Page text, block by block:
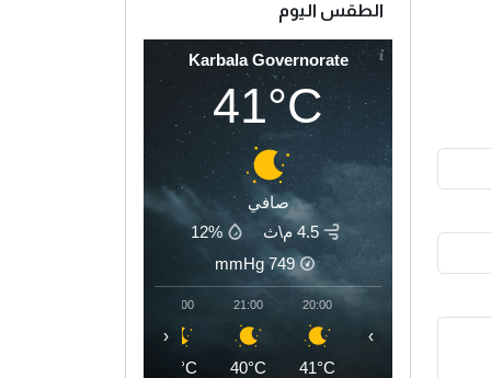
الطقس اليوم
Karbala Governorate
41°C
صافي
4.5 م\ث
12%
749
mmHg
20:00
41°C
21:00
40°C
22:00
39°C
‹ ›